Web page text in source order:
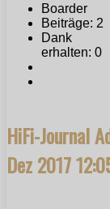
Beiträge: 2
Dank
erhalten: 0
HiFi-Journal
Dez 2017